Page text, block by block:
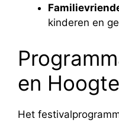
kinderen en
en
Het